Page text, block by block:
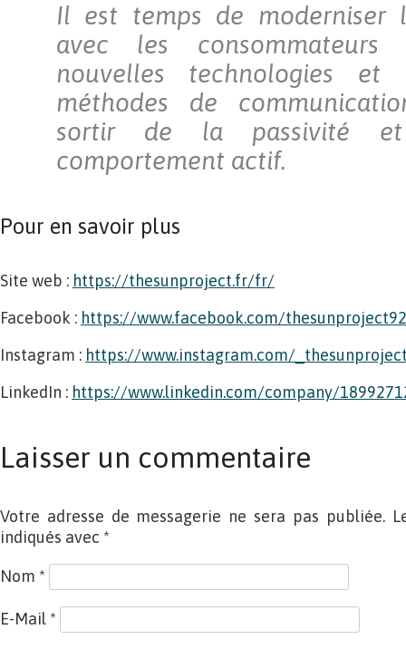
Il est temps de moderniser
avec les
nouvelles technologies et
méthodes de
sortir de la passivité
comportement actif.
Pour en savoir plus
Site web : https://thesunproject.fr/fr/
Facebook : https://www.facebook.com/thesunproject92
Instagram : https://www.instagram.com/
LinkedIn : https://www.linkedin.com/company/
Laisser un commentaire
Votre adresse de messagerie ne sera pas publiée.
indiqués avec *
Nom *
E-Mail *